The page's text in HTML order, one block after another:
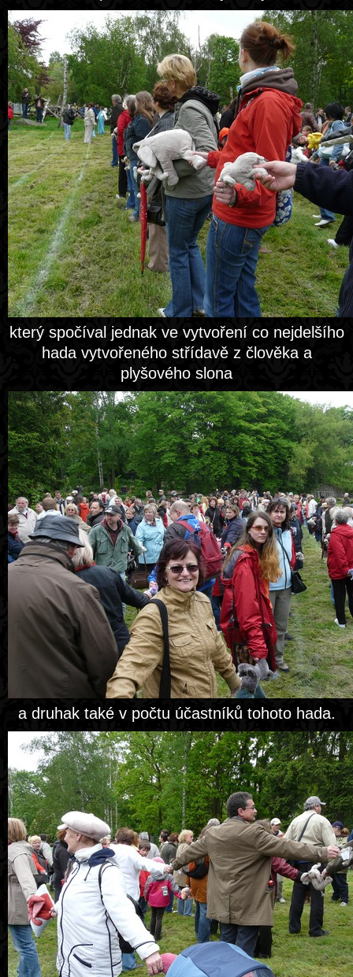
který spočíval jednak ve vytvoření co nejdelšího
hada vytvořeného střídavě z člověka a
plyšového slona
a druhak také v počtu účastníků tohoto hada.